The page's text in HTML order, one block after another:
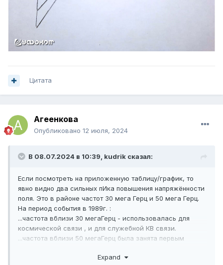
Цитата
Агеенкова
Опубликовано 12 июля, 2024
В 08.07.2024 в 10:39, kudrik сказал:
Если посмотреть на приложенную таблицу/график, то
явно видно два сильных пИка повышения напряжённости
поля. Это в районе частот 30 мега Герц и 50 мега Герц.
На период события в 1989г. :
...частота вблизи 30 мегаГерц - использовалась для
космической связи , и для служебной КВ связи.
...частота вблизи 50 мегаГерц была занята первым
Expand